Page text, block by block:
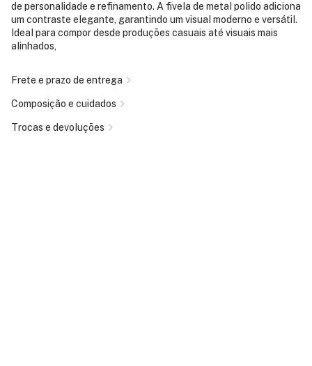
de personalidade e refinamento. A fivela de metal polido adiciona
um contraste elegante, garantindo um visual moderno e versátil.
Ideal para compor desde produções casuais até visuais mais
alinhados,
Frete e prazo de entrega
Composição e cuidados
Trocas e devoluções